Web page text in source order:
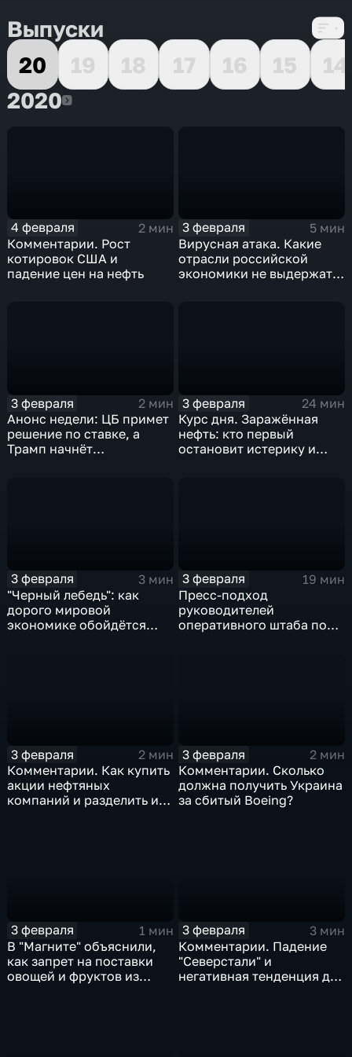
Выпуски
20
19 18 17 16 15
14
20202020
4 февраля
2 мин
Комментарии. Рост
котировок США и
падение цен на нефть
3 февраля
5 мин
Вирусная атака. Какие
отрасли российской
экономики не выдержат
3 февраля
2 мин
Анонс недели: ЦБ примет
решение по ставке, а
Трамп начнёт
3 февраля
24 мин
Курс дня. Заражённая
нефть: кто первый
остановит истерику и
3 февраля
3 мин
"Черный лебедь": как
дорого мировой
экономике обойдётся
3 февраля
19 мин
Пресс-подход
руководителей
оперативного штаба по
3 февраля
2 мин
Комментарии. Как купить
акции нефтяных
компаний и разделить их
3 февраля
2 мин
Комментарии. Сколько
должна получить Украина
за сбитый Boeing?
3 февраля
1 мин
В "Магните" объяснили,
как запрет на поставки
овощей и фруктов из
3 февраля
3 мин
Комментарии. Падение
"Северстали" и
негативная тенденция для